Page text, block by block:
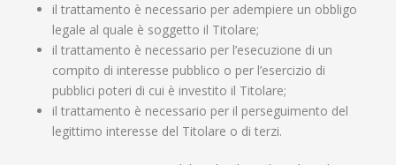
il trattamento è necessario per adempiere un obbligo
legale al quale è soggetto il Titolare;
il trattamento è necessario per l’esecuzione di un
compito di interesse pubblico o per l’esercizio di
pubblici poteri di cui è investito il Titolare;
il trattamento è necessario per il perseguimento del
legittimo interesse del Titolare o di terzi.